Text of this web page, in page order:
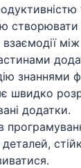
створювати
знаннями
швидко
додатки.